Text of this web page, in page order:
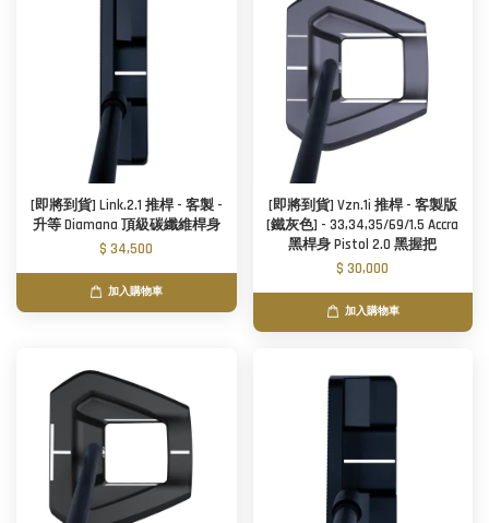
[即將到貨] Link.2.1 推桿 - 客製 -
升等 Diamana 頂級碳纖維桿身
$ 34,500
加入購物車
[即將到貨] Vzn.1i 推桿 - 客製版
[鐵灰色] - 33,34,35/69/1.5 Accra
黑桿身 Pistol 2.0 黑握把
$ 30,000
加入購物車